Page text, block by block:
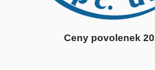
Ceny povolenek